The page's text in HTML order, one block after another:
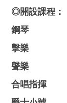
◎開設課程：
鋼琴
擊樂
聲樂
合唱指揮